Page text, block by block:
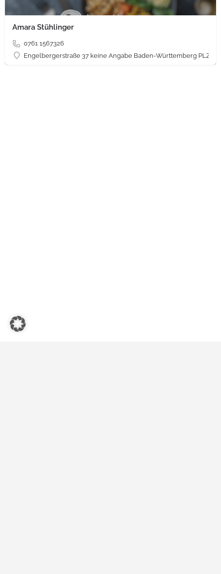
Amara Stühlinger
0761 1567326
Engelbergerstraße 37 keine Angabe Baden-Württemberg PLZ